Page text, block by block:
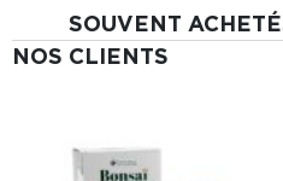
SOUVENT
NOS CLIENTS